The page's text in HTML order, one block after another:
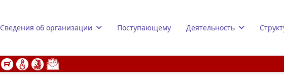
Сведения об организации Поступающему Деятельность